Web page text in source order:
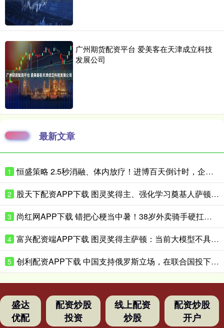
广州期货配资平台 爱美客在天津成立科技
发展公司
最新文章
1 恒盛策略 2.5秒消融、体内放疗！进博百天倒计时，企业亮出微创医疗硬核黑科技
2 股天下配资APP下载 图灵奖得主、强化学习奠基人萨顿：心理学是我的“秘密武器”
3 尚红网APP下载 错把心梗当中暑！38岁外卖骑手硬扛胸痛3小时，医生提醒来了！
4 富兴配资端APP下载 图灵奖得主萨顿：当前大模型不具备真实体验，到2040年有五成概率洞悉心智
5 创利配资APP下载 中国支持俄罗斯立场，在联合国投下反对票，为伊朗主持公道！
盛达
优配
配资炒股
投资
线上配资
炒股
配资炒股
开户